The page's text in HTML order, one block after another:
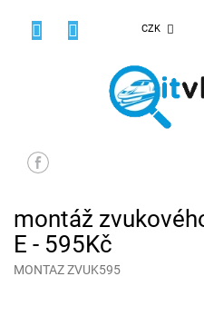
CZK
montáž
E - 595Kč
MONTAZ ZVUK595